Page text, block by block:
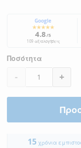
Google
★★★★★
4.8/5
109 αξιολογήσεις
Ποσότητα
- +
15χρόνια